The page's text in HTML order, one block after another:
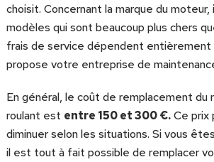
choisit. Concernant la marque du
modèles qui sont beaucoup plus chers
frais de service dépendent
propose votre entreprise de
En général, le coût de remplacement du
roulant est entre 150 et 300 €.Ce prix
diminuer selon les situations. Si vous
il est tout à fait possible de remplacer